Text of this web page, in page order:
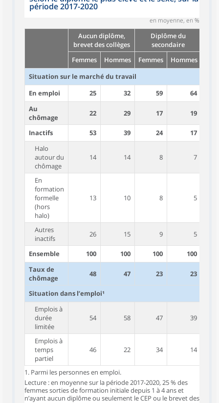
période 2017-2020
en moyenne, en %
Aucun diplôme,
brevet des collèges
Diplôme du
secondaire
Femmes Hommes Femmes Hommes
Situation sur le marché du travail
En emploi
25 32 59
64
Au
chômage
22 29 17 19
Inactifs 53 39 24
17
Halo
autour du
chômage
14 14 8 7
En
formation
formelle
(hors
halo)
13 10 8 5
Autres
inactifs
26 15 9 5
Ensemble 100 100 100
100
Taux de
chômage
48 47 23 23
Situation dans l’emploi¹
Emplois à
durée
limitée
54 58 47 39
Emplois à
temps
partiel
46 22 34 14
1. Parmi les personnes en emploi.
Lecture : en moyenne sur la période 2017-2020, 25 % des
femmes sorties de formation initiale depuis 1 à 4 ans et
n’ayant aucun diplôme ou seulement le CEP ou le brevet des